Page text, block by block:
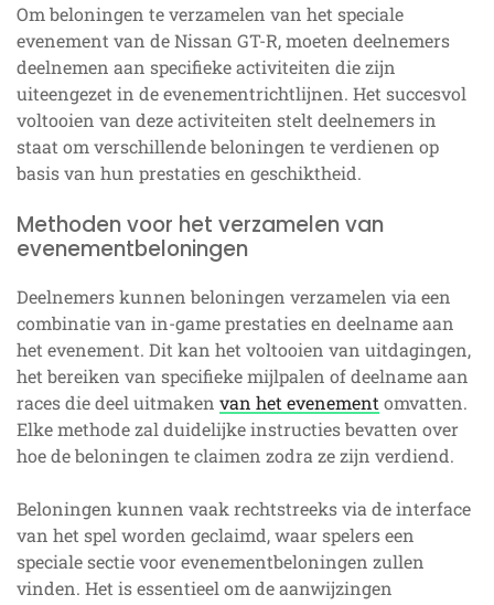
Om beloningen te verzamelen van het speciale
evenement van de Nissan GT-R, moeten deelnemers
deelnemen aan specifieke activiteiten die zijn
uiteengezet in de evenementrichtlijnen. Het succesvol
voltooien van deze activiteiten stelt deelnemers in
staat om verschillende beloningen te verdienen op
basis van hun prestaties en geschiktheid.
Methoden voor het verzamelen van
evenementbeloningen
Deelnemers kunnen beloningen verzamelen via een
combinatie van in-game prestaties en deelname aan
het evenement. Dit kan het voltooien van uitdagingen,
het bereiken van specifieke mijlpalen of deelname aan
races die deel uitmaken van het evenement omvatten.
Elke methode zal duidelijke instructies bevatten over
hoe de beloningen te claimen zodra ze zijn verdiend.
Beloningen kunnen vaak rechtstreeks via de interface
van het spel worden geclaimd, waar spelers een
speciale sectie voor evenementbeloningen zullen
vinden. Het is essentieel om de aanwijzingen